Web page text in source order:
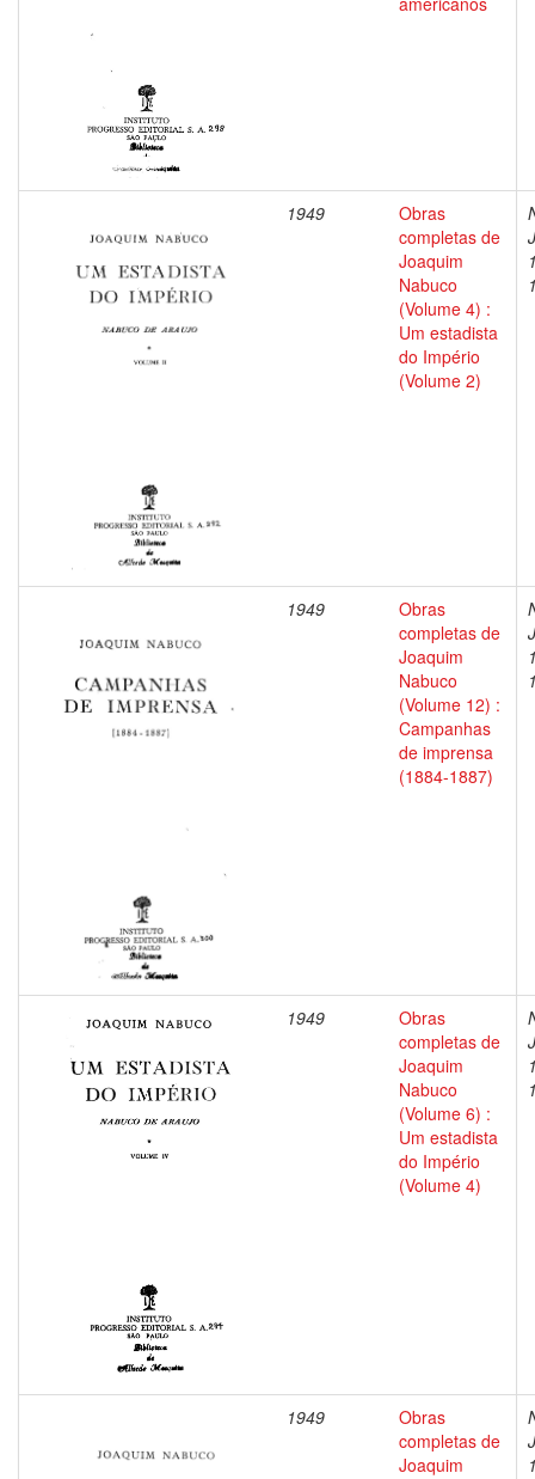
1949
Obras
completas de
Joaquim
Nabuco
(Volume 4) :
Um estadista
do Império
(Volume 2)
1949
Obras
completas de
Joaquim
Nabuco
(Volume 12) :
Campanhas
de imprensa
(1884-1887)
1949
Obras
completas de
Joaquim
Nabuco
(Volume 6) :
Um estadista
do Império
(Volume 4)
1949
Obras
completas de
Joaquim